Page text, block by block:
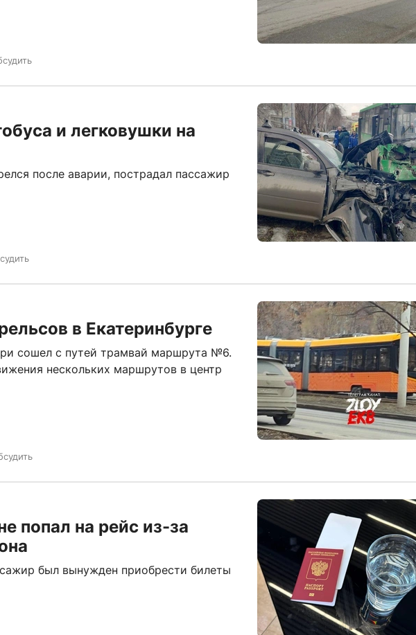
и легковушки на
после аварии, пострадал пассажир
в Екатеринбурге
сошел с путей трамвай маршрута №6.
нескольких маршрутов в центр
попал на рейс из-за
был вынужден приобрести билеты